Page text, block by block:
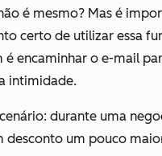
é mesmo? Mas é
certo de utilizar essa
é encaminhar o e-mail
intimidade.
durante uma
desconto um pouco